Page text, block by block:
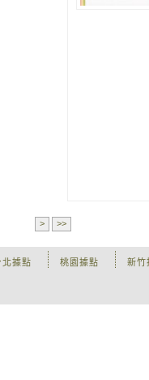
> >>
新竹
桃園據點
北據點